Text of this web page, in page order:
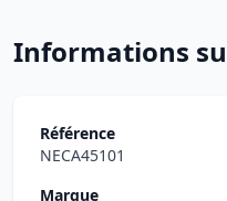
Informations
Référence
NECA45101
Marque